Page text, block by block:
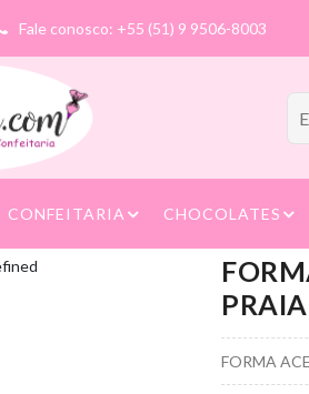
Fale conosco: +55 (51) 9 9506-8003
CONFEITARIA CHOCOLATES
PRAIA
FORMA